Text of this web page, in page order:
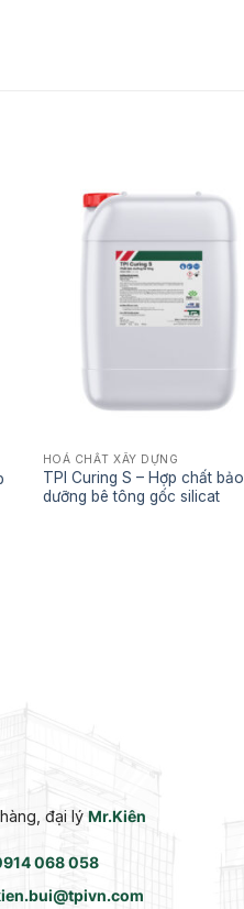
HOÁ CHẤT XÂY DỰNG
TPI Curing S – Hợp chất bảo
dưỡng bê tông gốc silicat
đại lý Mr.Kiên
068 058